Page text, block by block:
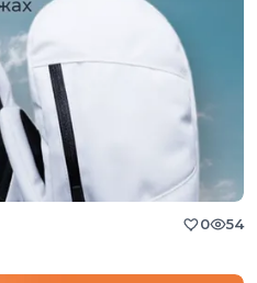
0 54